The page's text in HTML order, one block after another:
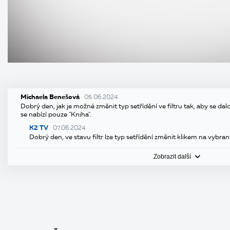
Michaela Benešová 05.06.2024
Dobrý den, jak je možné změnit typ setřídění ve filtru tak, aby se
se nabízí pouze "Kniha".
K2 TV
07.06.2024
Dobrý den, ve stavu filtr lze typ setřídění změnit klikem na
Zobrazit další